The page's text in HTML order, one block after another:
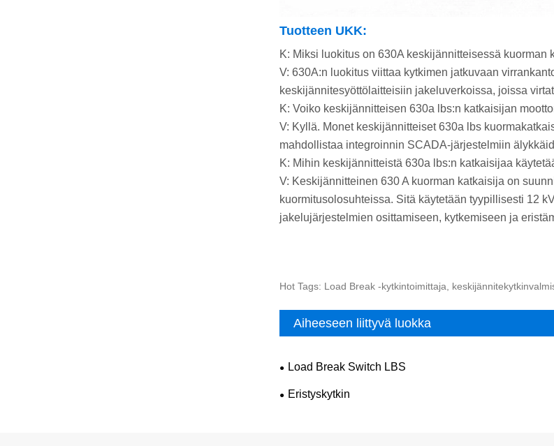
Tuotteen UKK:
K: Miksi luokitus on 630A keskijännitteisessä kuorman
V: 630A:n luokitus viittaa kytkimen jatkuvaan
keskijännitesyöttölaitteisiin jakeluverkoissa, joissa
K: Voiko keskijännitteisen 630a lbs:n katkaisijan
V: Kyllä. Monet keskijännitteiset 630a lbs
mahdollistaa integroinnin SCADA-järjestelmiin
K: Mihin keskijännitteistä 630a lbs:n katkaisijaa
V: Keskijännitteinen 630 A kuorman katkaisija on
kuormitusolosuhteissa. Sitä käytetään tyypillisesti 12
jakelujärjestelmien osittamiseen, kytkemiseen ja
Hot Tags: Load Break -kytkintoimittaja,
Aiheeseen liittyvä luokka
Load Break Switch LBS
Eristyskytkin